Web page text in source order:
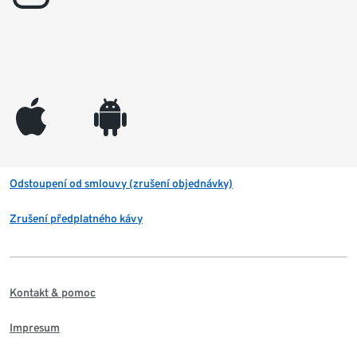
appleinc android
Odstoupení od smlouvy (zrušení objednávky)
Zrušení předplatného kávy
Kontakt & pomoc
Impresum